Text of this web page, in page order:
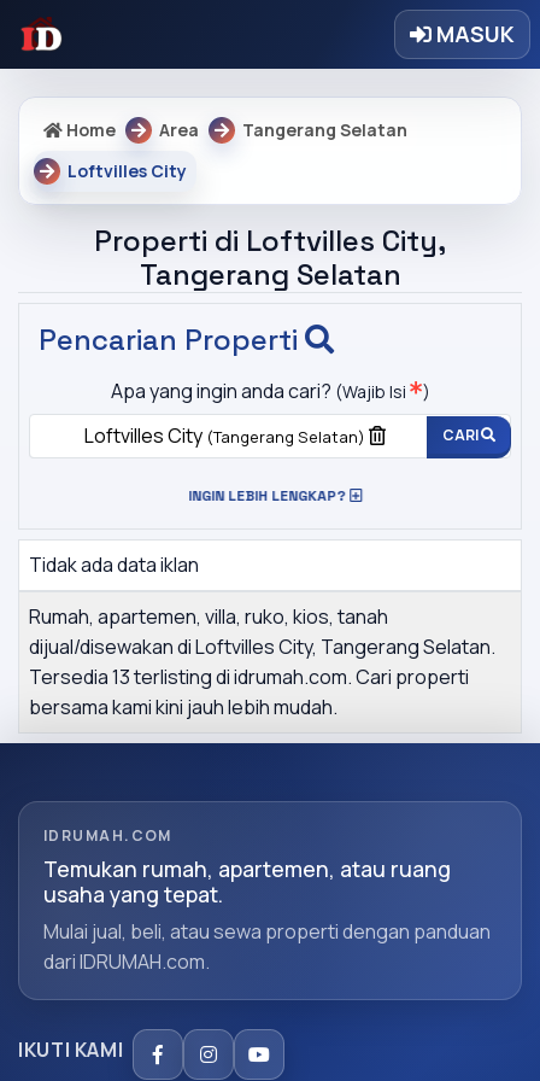
MASUK
Home Area
Tangerang Selatan
Loftvilles City
Properti di Loftvilles City,
Tangerang Selatan
Pencarian Properti
Apa yang ingin anda cari? (Wajib Isi )
Loftvilles City (Tangerang Selatan) CARI
INGIN LEBIH LENGKAP?
Tidak ada data iklan
Rumah, apartemen, villa, ruko, kios, tanah
dijual/disewakan di Loftvilles City, Tangerang Selatan.
Tersedia 13 terlisting di idrumah.com. Cari properti
bersama kami kini jauh lebih mudah.
IDRUMAH.COM
Temukan rumah, apartemen, atau ruang
usaha yang tepat.
Mulai jual, beli, atau sewa properti dengan panduan
dari IDRUMAH.com.
IKUTI KAMI